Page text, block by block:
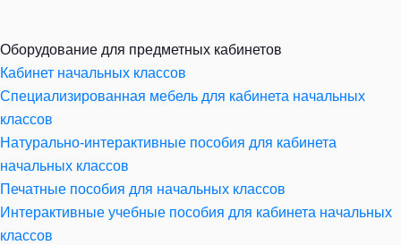
Оборудование для предметных кабинетов
Кабинет начальных классов
Специализированная мебель для кабинета начальных
классов
Натурально-интерактивные пособия для кабинета
начальных классов
Печатные пособия для начальных классов
Интерактивные учебные пособия для кабинета начальных
классов